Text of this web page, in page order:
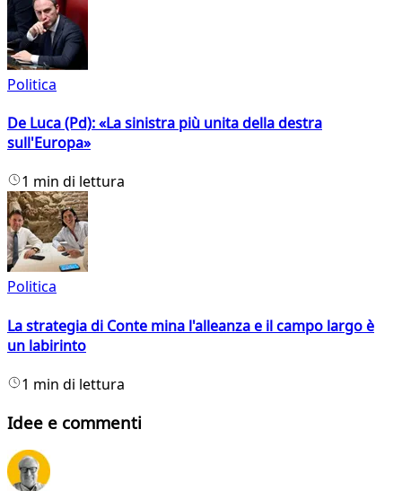
Politica
De Luca (Pd): «La sinistra più unita della destra
sull'Europa»
1 min di lettura
Politica
La strategia di Conte mina l'alleanza e il campo largo è
un labirinto
1 min di lettura
Idee e commenti